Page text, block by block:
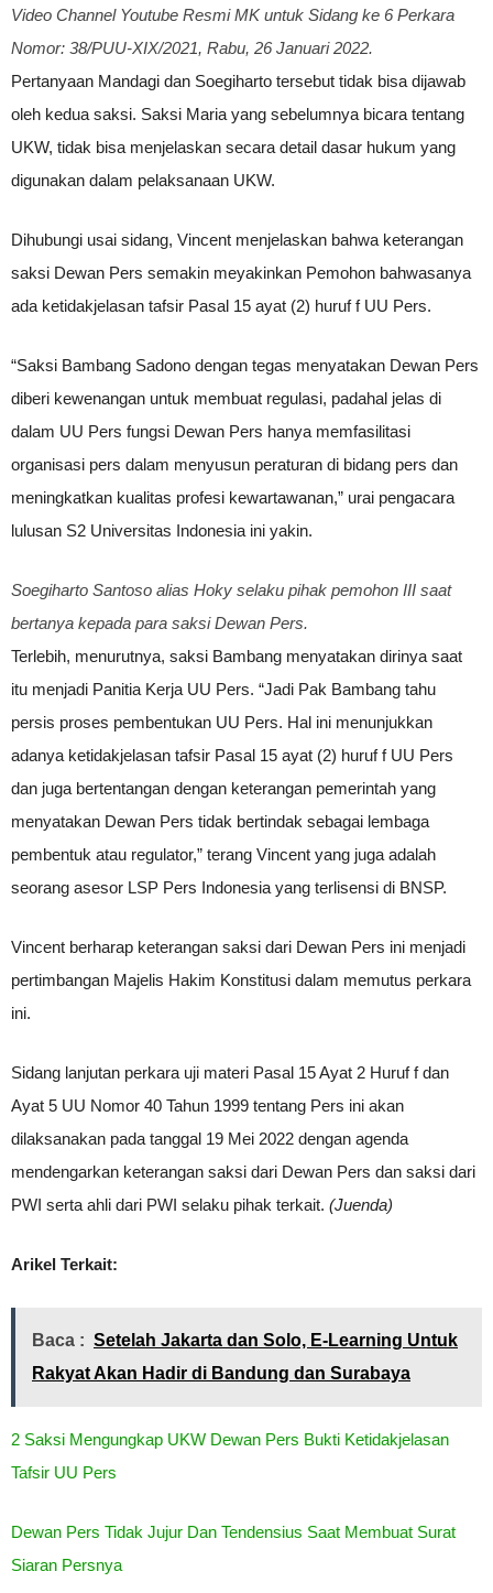
Video Channel Youtube Resmi MK untuk Sidang ke 6 Perkara
Nomor: 38/PUU-XIX/2021, Rabu, 26 Januari 2022.
Pertanyaan Mandagi dan Soegiharto tersebut tidak bisa dijawab
oleh kedua saksi. Saksi Maria yang sebelumnya bicara tentang
UKW, tidak bisa menjelaskan secara detail dasar hukum yang
digunakan dalam pelaksanaan UKW.
Dihubungi usai sidang, Vincent menjelaskan bahwa keterangan
saksi Dewan Pers semakin meyakinkan Pemohon bahwasanya
ada ketidakjelasan tafsir Pasal 15 ayat (2) huruf f UU Pers.
“Saksi Bambang Sadono dengan tegas menyatakan Dewan Pers
diberi kewenangan untuk membuat regulasi, padahal jelas di
dalam UU Pers fungsi Dewan Pers hanya memfasilitasi
organisasi pers dalam menyusun peraturan di bidang pers dan
meningkatkan kualitas profesi kewartawanan,” urai pengacara
lulusan S2 Universitas Indonesia ini yakin.
Soegiharto Santoso alias Hoky selaku pihak pemohon III saat
bertanya kepada para saksi Dewan Pers.
Terlebih, menurutnya, saksi Bambang menyatakan dirinya saat
itu menjadi Panitia Kerja UU Pers. “Jadi Pak Bambang tahu
persis proses pembentukan UU Pers. Hal ini menunjukkan
adanya ketidakjelasan tafsir Pasal 15 ayat (2) huruf f UU Pers
dan juga bertentangan dengan keterangan pemerintah yang
menyatakan Dewan Pers tidak bertindak sebagai lembaga
pembentuk atau regulator,” terang Vincent yang juga adalah
seorang asesor LSP Pers Indonesia yang terlisensi di BNSP.
Vincent berharap keterangan saksi dari Dewan Pers ini menjadi
pertimbangan Majelis Hakim Konstitusi dalam memutus perkara
ini.
Sidang lanjutan perkara uji materi Pasal 15 Ayat 2 Huruf f dan
Ayat 5 UU Nomor 40 Tahun 1999 tentang Pers ini akan
dilaksanakan pada tanggal 19 Mei 2022 dengan agenda
mendengarkan keterangan saksi dari Dewan Pers dan saksi dari
PWI serta ahli dari PWI selaku pihak terkait. (Juenda)
Arikel Terkait:
Baca : Setelah Jakarta dan Solo, E-Learning Untuk
Rakyat Akan Hadir di Bandung dan Surabaya
2 Saksi Mengungkap UKW Dewan Pers Bukti Ketidakjelasan
Tafsir UU Pers
Dewan Pers Tidak Jujur Dan Tendensius Saat Membuat Surat
Siaran Persnya